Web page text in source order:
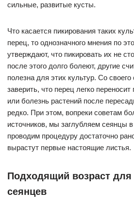
сильные, развитые кусты.
Что касается пикирования таких
перец, то однозначного мнения по
утверждают, что пикировать их не
после этого долго болеют, другие
полезна для этих культур. Со
заверить, что перец легко
или болезнь растений после
редко. При этом, вопреки советам
источников, мы заглубляем сеянцы
проводим процедуру достаточно
вырастут первые настоящие листья.
Подходящий возраст для
сеянцев